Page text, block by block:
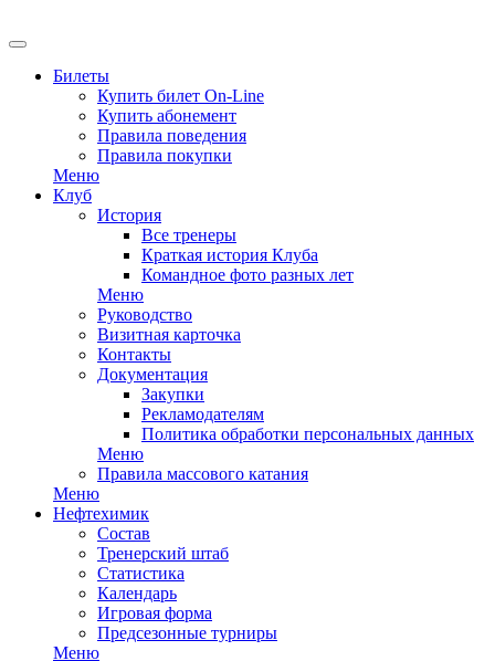
Билеты
Купить билет On-Line
Купить абонемент
Правила поведения
Правила покупки
Меню
Клуб
История
Все тренеры
Краткая история Клуба
Командное фото разных лет
Меню
Руководство
Визитная карточка
Контакты
Документация
Закупки
Рекламодателям
Политика обработки персональных данных
Меню
Правила массового катания
Меню
Нефтехимик
Состав
Тренерский штаб
Статистика
Календарь
Игровая форма
Предсезонные турниры
Меню